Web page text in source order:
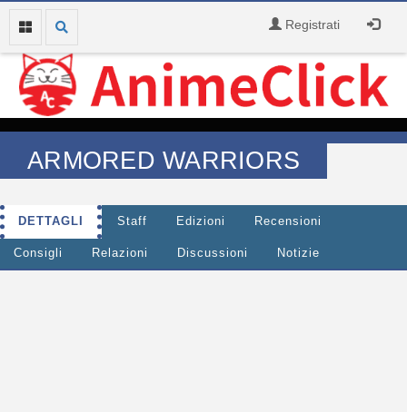
Registrati
ARMORED WARRIORS
DETTAGLI Staff Edizioni Recensioni
Consigli Relazioni Discussioni Notizie